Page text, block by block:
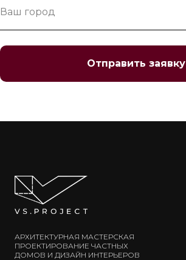
Отправить заявку
АРХИТЕКТУРНАЯ МАСТЕРСКАЯ
ПРОЕКТИРОВАНИЕ ЧАСТНЫХ
ДОМОВ И ДИЗАЙН ИНТЕРЬЕРОВ